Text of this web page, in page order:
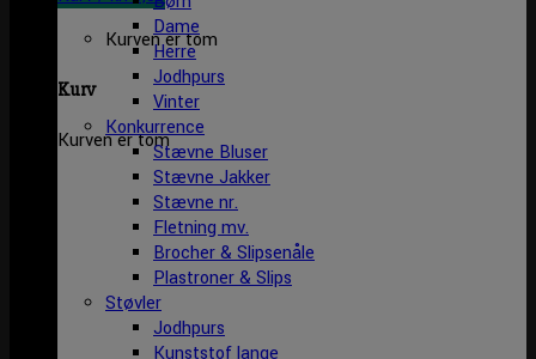
Kurven er tom
Kurv
Kurven er tom
Dame
Herre
Jodhpurs
Vinter
Konkurrence
Stævne Bluser
Stævne Jakker
Stævne nr.
Fletning mv.
Brocher & Slipsenåle
Plastroner & Slips
Støvler
Jodhpurs
Kunststof lange